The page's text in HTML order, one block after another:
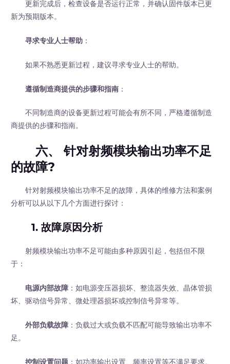
更新完成后，检查设备是否运行正常，并确认固件版本已更
新为预期版本。
寻求专业人士帮助 ：
如果不熟悉更新过程，建议寻求专业人士的帮助。
遵循制造商提供的步骤和指南 ：
不同制造商的设备更新过程可能会有所不同，严格遵循制造
商提供的步骤和指南。
六、 针对射频模块输出功率不足
的故障?
针对射频模块输出功率不足的故障，具体的维修方法和案例
分析可以从以下几个方面进行探讨：
1. 故障原因分析
射频模块输出功率不足可能由多种原因引起，包括但不限
于：
电源内部故障 ：如电源变压器损坏、整流器失效、晶体管损
坏、驱动信号异常、微处理器损坏或控制信号异常等。
外部负载故障 ：负载过大或负载不匹配可能导致输出功率不
足。
控制设置问题 ：如功率输出设置、频率设置等不满足要求。